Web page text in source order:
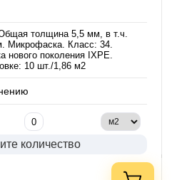
толщина 5,5 мм, в т.ч.
Микрофаска. Класс: 34.
нового поколения IXPE.
10 шт./1,86 м2
количество